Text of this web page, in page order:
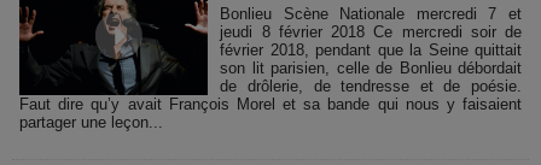
Bonlieu Scène Nationale mercredi 7 et
jeudi 8 février 2018 Ce mercredi soir de
février 2018, pendant que la Seine quittait
son lit parisien, celle de Bonlieu débordait
de drôlerie, de tendresse et de poésie.
Faut dire qu’y avait François Morel et sa bande qui nous y faisaient
partager une leçon...